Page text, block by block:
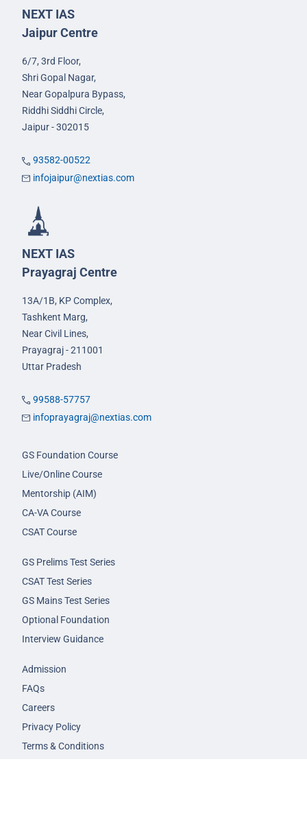
NEXT IAS
Jaipur Centre
6/7, 3rd Floor,
Shri Gopal Nagar,
Near Gopalpura Bypass,
Riddhi Siddhi Circle,
Jaipur - 302015
93582-00522
infojaipur@nextias.com
NEXT IAS
Prayagraj Centre
13A/1B, KP Complex,
Tashkent Marg,
Near Civil Lines,
Prayagraj - 211001
Uttar Pradesh
99588-57757
infoprayagraj@nextias.com
GS Foundation Course
Live/Online Course
Mentorship (AIM)
CA-VA Course
CSAT Course
GS Prelims Test Series
CSAT Test Series
GS Mains Test Series
Optional Foundation
Interview Guidance
Admission
FAQs
Careers
Privacy Policy
Terms & Conditions